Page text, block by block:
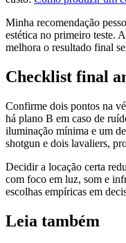
Minha recomendação
estética no primeiro teste.
melhora o resultado final
Checklist final
Confirme dois pontos na
há plano B em caso de
iluminação mínima e um
shotgun e dois lavaliers,
Decidir a locação certa
com foco em luz, som e
escolhas empíricas em
Leia também